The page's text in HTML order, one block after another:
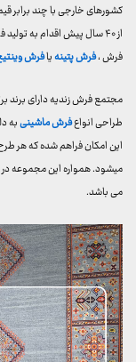
کشورهای خارجی با چند
از ۴۰ سال پیش اقدام به
فرش ،فرش پتینهیافرش
مجتمع فرش زندیه دارای برند
طراحی انواعفرش ماشینیبه
این امکان فراهم شده که هر
میشود. همواره این مجموعه
می باشد.
نمایشگر
ویدیو